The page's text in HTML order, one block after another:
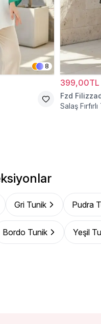
8
399,00TL
Fzd
Salaş
Gri Tunik Pudra
Bordo Tunik Yeşil